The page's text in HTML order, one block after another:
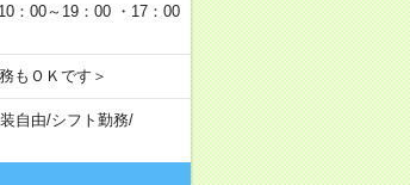
：00～19：00 ・17：00
もＯＫです＞
自由/シフト勤務/